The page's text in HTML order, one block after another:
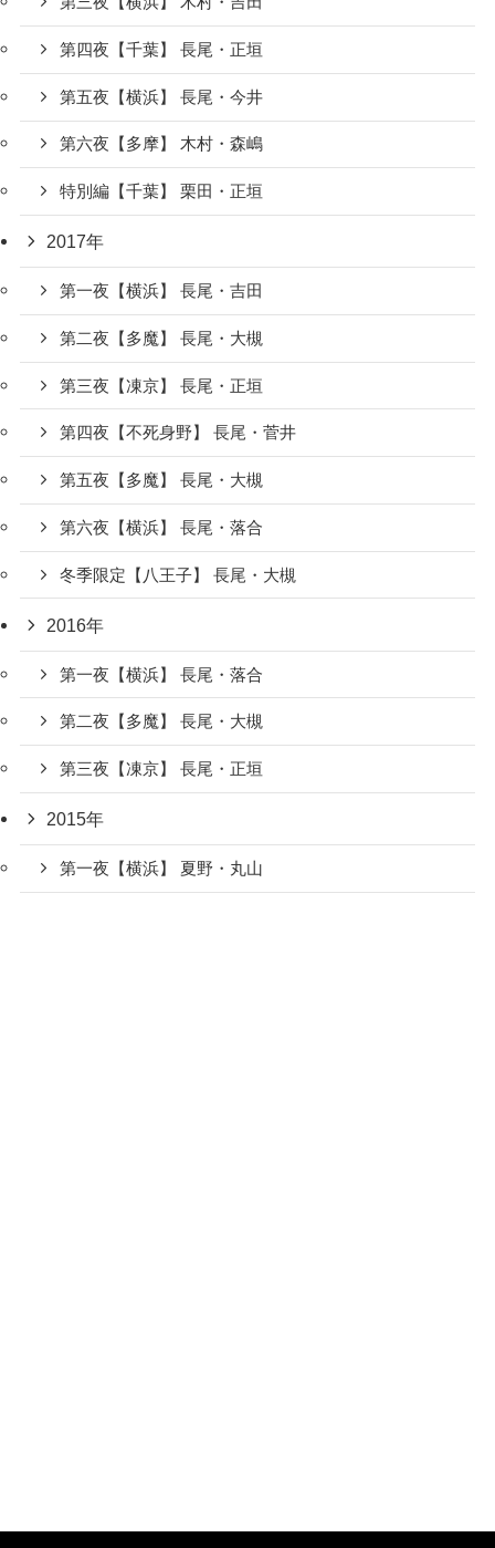
第四夜【千葉】 長尾・正垣
第五夜【横浜】 長尾・今井
第六夜【多摩】 木村・森嶋
特別編【千葉】 栗田・正垣
2017年
第一夜【横浜】 長尾・吉田
第二夜【多魔】 長尾・大槻
第三夜【凍京】 長尾・正垣
第四夜【不死身野】 長尾・菅井
第五夜【多魔】 長尾・大槻
第六夜【横浜】 長尾・落合
冬季限定【八王子】 長尾・大槻
2016年
第一夜【横浜】 長尾・落合
第二夜【多魔】 長尾・大槻
第三夜【凍京】 長尾・正垣
2015年
第一夜【横浜】 夏野・丸山